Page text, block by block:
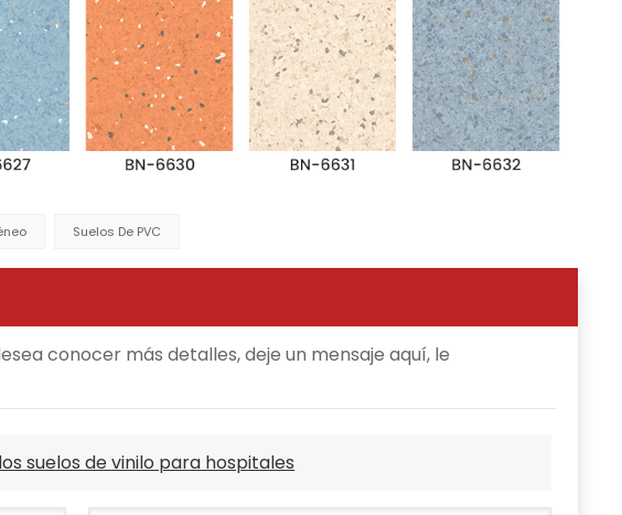
Suelos De PVC
conocer más detalles, deje un mensaje aquí, le
suelos de vinilo para hospitales